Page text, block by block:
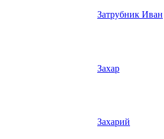
Затрубник Иван
Захар
Захарий